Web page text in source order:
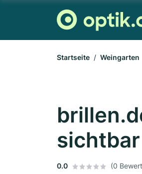
Startseite Weingarten
sichtbar
0.0 (0